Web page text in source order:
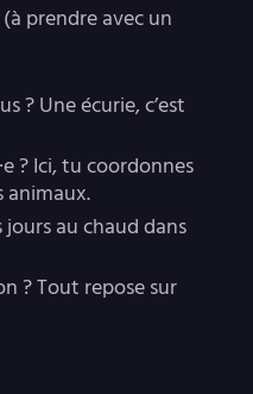
prendre avec un
? Une écurie, c’est
? Ici, tu coordonnes
animaux.
au chaud dans
? Tout repose sur